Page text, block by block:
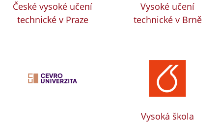
České vysoké učení
technické v Praze
Vysoké učení
technické v Brně
Vysoká škola